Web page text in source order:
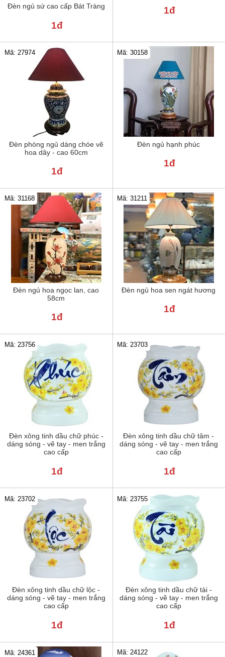
Đèn ngủ sứ cao cấp Bát Tràng
1đ
1đ
Đèn phòng ngủ dáng chóe vẽ
hoa dây - cao 60cm
Mã: 27974
1đ
Đèn ngủ hạnh phúc
Mã: 30158
1đ
Đèn ngủ hoa ngọc lan, cao
58cm
Mã: 31168
1đ
Đèn ngủ hoa sen ngát hương
Mã: 31211
1đ
Đèn xông tinh dầu chữ phúc -
dáng sóng - vẽ tay - men trắng
cao cấp
Mã: 23756
1đ
Đèn xông tinh dầu chữ tâm -
dáng sóng - vẽ tay - men trắng
cao cấp
Mã: 23703
1đ
Đèn xông tinh dầu chữ lộc -
dáng sóng - vẽ tay - men trắng
cao cấp
Mã: 23702
1đ
Đèn xông tinh dầu chữ tài -
dáng sóng - vẽ tay - men trắng
cao cấp
Mã: 23755
1đ
Mã: 24361 Mã: 24122